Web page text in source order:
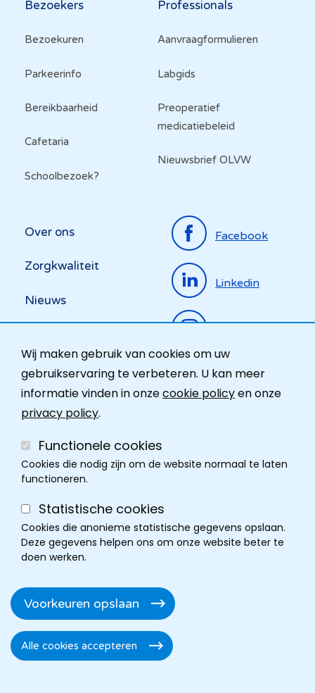
Wij maken gebruik van cookies om uw
gebruikservaring te verbeteren. U kan meer
informatie vinden in onzecookie policyen onze
privacy policy.
Functionele cookies
Cookies die nodig zijn om de website normaal te laten
functioneren.
Statistische cookies
Cookies die anonieme statistische gegevens opslaan.
Deze gegevens helpen ons om onze website beter te
doen werken.
Voorkeuren opslaan
Alle cookies accepteren
Toestemming
intrekken
Bezoekers
Bezoekuren
Parkeerinfo
Bereikbaarheid
Cafetaria
Schoolbezoek?
Professionals
Aanvraagformulieren
Labgids
Preoperatief
medicatiebeleid
Nieuwsbrief OLVW
Top
menu
Over ons
Zorgkwaliteit
Nieuws
Ombudsdienst
Facebook
Linkedin
Instagram
Footer
Toegankelijkheidsverklaring